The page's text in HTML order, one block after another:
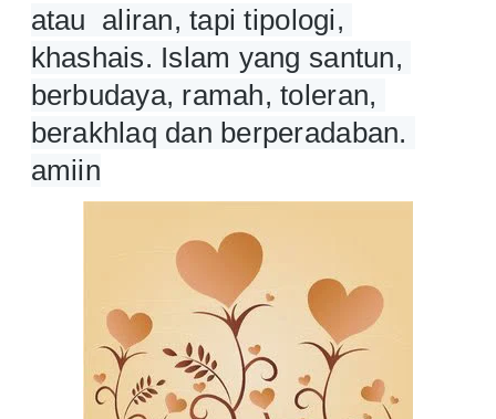
atau  aliran, tapi tipologi,
khashais. Islam yang santun,
berbudaya, ramah, toleran,
berakhlaq dan berperadaban.
amiin